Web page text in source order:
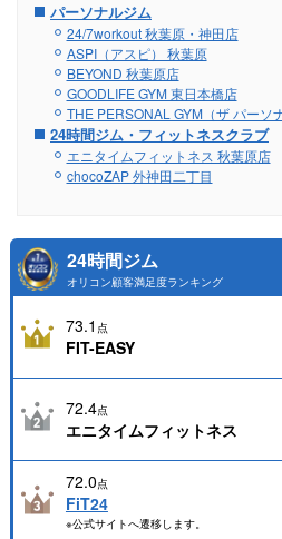
パーソナルジム
24/7workout 秋葉原・神田店
ASPI（アスピ） 秋葉原
BEYOND 秋葉原店
GOODLIFE GYM 東日本橋店
THE PERSONAL GYM（ザ パーソ
24時間ジム・フィットネスクラブ
エニタイムフィットネス 秋葉原店
chocoZAP 外神田二丁目
24時間ジム
オリコン顧客満足度ランキング
73.1 点
FIT-EASY
72.4点
エニタイムフィットネス
72.0点
FiT24
※公式サイトへ遷移します。